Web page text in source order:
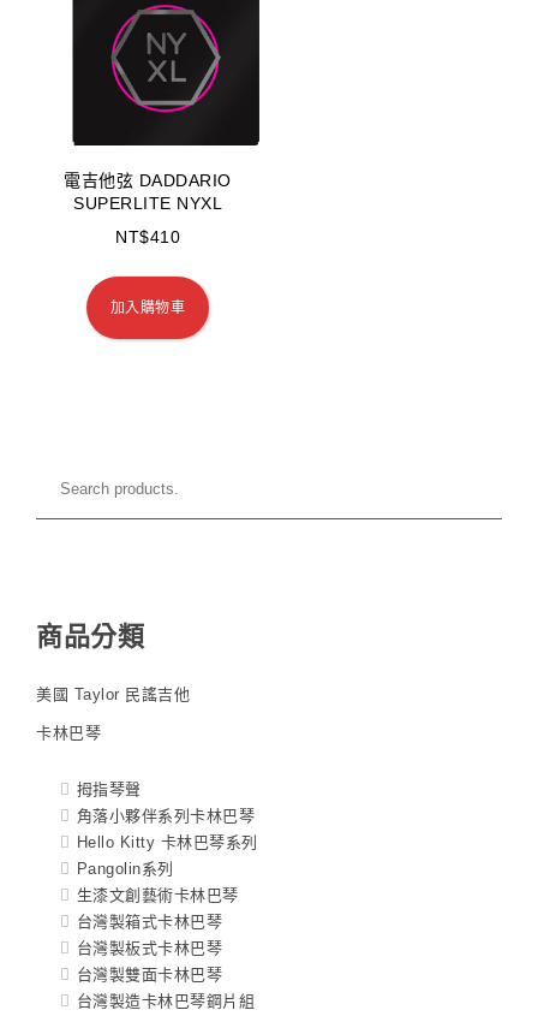
電吉他弦 DADDARIO
SUPERLITE NYXL
NT$410
加入購物車
商品分類
美國 Taylor 民謠吉他
卡林巴琴
拇指琴聲
角落小夥伴系列卡林巴琴
Hello Kitty 卡林巴琴系列
Pangolin系列
生漆文創藝術卡林巴琴
台灣製箱式卡林巴琴
台灣製板式卡林巴琴
台灣製雙面卡林巴琴
台灣製造卡林巴琴鋼片組